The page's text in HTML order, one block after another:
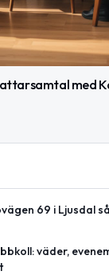
med
69 i Ljusdal
väder,